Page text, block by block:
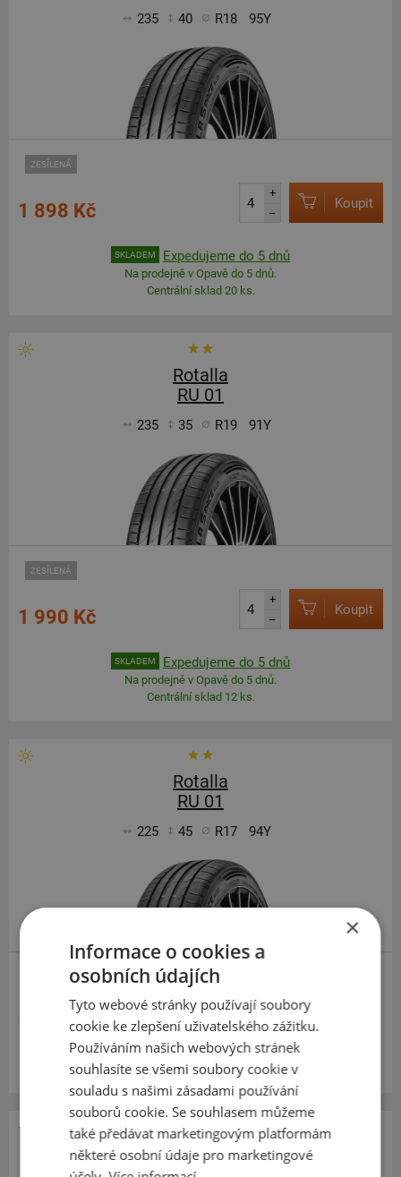
235 40 R18 95Y
ZESÍLENÁ
1 898 Kč
+
–
Koupit
SKLADEM Expedujeme do 5 dnů
Na prodejně v Opavě do 5 dnů.
Centrální sklad 20 ks.
Rotalla
RU 01
235 35 R19 91Y
ZESÍLENÁ
1 990 Kč
+
–
Koupit
SKLADEM Expedujeme do 5 dnů
Na prodejně v Opavě do 5 dnů.
Centrální sklad 12 ks.
Rotalla
RU 01
225 45 R17 94Y
ZESÍLENÁ
1 216 Kč
Momentálně nedostupné
Rotalla
RU 01
×
Informace o cookies a
osobních údajích
Tyto webové stránky používají soubory
cookie ke zlepšení uživatelského zážitku.
Používáním našich webových stránek
souhlasíte se všemi soubory cookie v
souladu s našimi zásadami používání
souborů cookie. Se souhlasem můžeme
také předávat marketingovým platformám
některé osobní údaje pro marketingové